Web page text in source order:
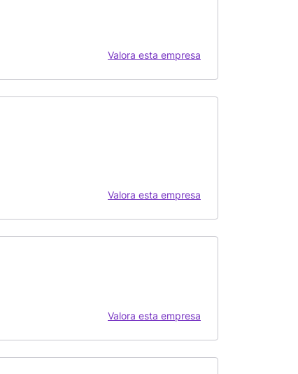
Valora esta empresa
Valora esta empresa
Valora esta empresa